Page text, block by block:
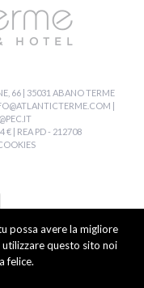
66 | 35031 ABANO TERME
€ | REA PD - 212708
possa avere la migliore
questo sito noi
felice.